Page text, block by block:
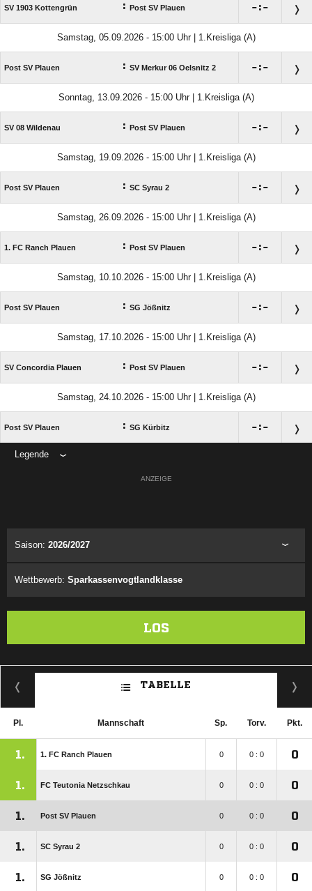
SV 1903 Kottengrün : Post SV Plauen :
Samstag, 05.09.2026 - 15:00 Uhr | 1.Kreisliga (A)
Post SV Plauen : SV Merkur 06 Oelsnitz 2 :
Sonntag, 13.09.2026 - 15:00 Uhr | 1.Kreisliga (A)
SV 08 Wildenau : Post SV Plauen :
Samstag, 19.09.2026 - 15:00 Uhr | 1.Kreisliga (A)
Post SV Plauen : SC Syrau 2 :
Samstag, 26.09.2026 - 15:00 Uhr | 1.Kreisliga (A)
1. FC Ranch Plauen : Post SV Plauen :
Samstag, 10.10.2026 - 15:00 Uhr | 1.Kreisliga (A)
Post SV Plauen : SG Jößnitz :
Samstag, 17.10.2026 - 15:00 Uhr | 1.Kreisliga (A)
SV Concordia Plauen : Post SV Plauen :
Samstag, 24.10.2026 - 15:00 Uhr | 1.Kreisliga (A)
Post SV Plauen : SG Kürbitz :
Legende
ANZEIGE
Saison: 2026/2027
Wettbewerb: Sparkassenvogtlandklasse
LOS
TABELLE
Pl. Mannschaft Sp. Torv. Pkt.
1. 1. FC Ranch Plauen 0 0 : 0 0
1. FC Teutonia Netzschkau 0 0 : 0 0
1. Post SV Plauen 0 0 : 0 0
1. SC Syrau 2 0 0 : 0 0
1. SG Jößnitz 0 0 : 0 0